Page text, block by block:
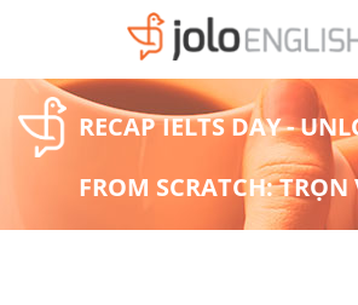
RECAP IELTS DAY -
FROM SCRATCH: